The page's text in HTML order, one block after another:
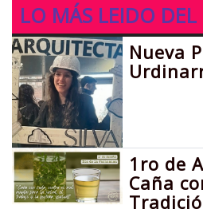
LO MÁS LEIDO DEL
Nueva
1ro de
Caña